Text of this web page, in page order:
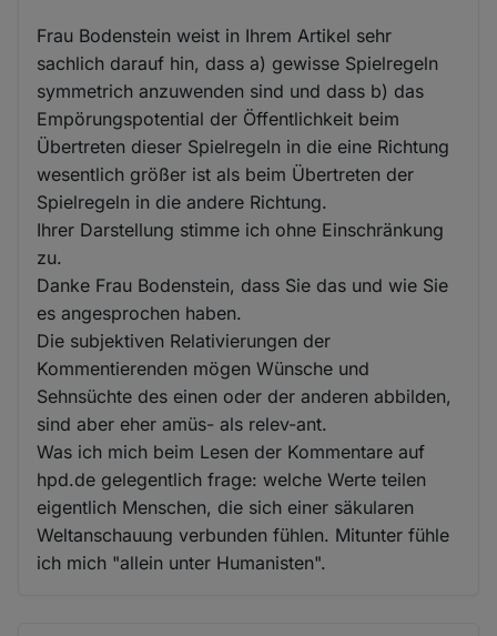
Frau Bodenstein weist in Ihrem Artikel sehr
sachlich darauf hin, dass a) gewisse Spielregeln
symmetrich anzuwenden sind und dass b) das
Empörungspotential der Öffentlichkeit beim
Übertreten dieser Spielregeln in die eine Richtung
wesentlich größer ist als beim Übertreten der
Spielregeln in die andere Richtung.
Ihrer Darstellung stimme ich ohne Einschränkung
zu.
Danke Frau Bodenstein, dass Sie das und wie Sie
es angesprochen haben.
Die subjektiven Relativierungen der
Kommentierenden mögen Wünsche und
Sehnsüchte des einen oder der anderen abbilden,
sind aber eher amüs- als relev-ant.
Was ich mich beim Lesen der Kommentare auf
hpd.de gelegentlich frage: welche Werte teilen
eigentlich Menschen, die sich einer säkularen
Weltanschauung verbunden fühlen. Mitunter fühle
ich mich "allein unter Humanisten".